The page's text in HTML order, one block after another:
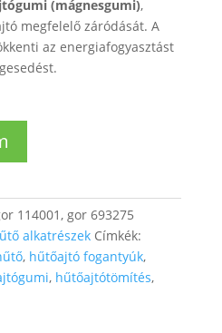
(mágnesgumi),
megfelelő záródását. A
az energiafogyasztást
114001, gor 693275
alkatrészek Címkék:
, hűtőajtó fogantyúk,
, hűtőajtótömítés,